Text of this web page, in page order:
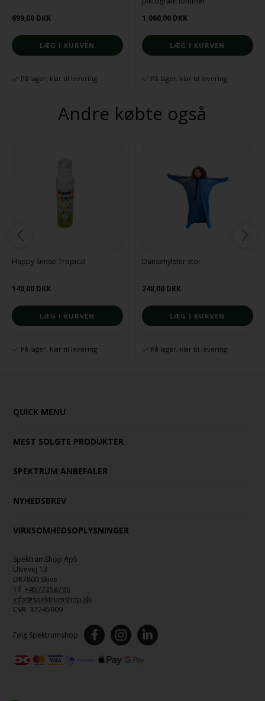
699,00 DKK
På lager, klar til levering
1.060,00 DKK
På lager, klar til levering
Andre købte også
Happy Senso Tropical
140,00 DKK
På lager, klar til levering
Dansehylster stor
248,00 DKK
På lager, klar til levering
QUICK MENU
MEST SOLGTE PRODUKTER
SPEKTRUM ANBEFALER
NYHEDSBREV
VIRKSOMHEDSOPLYSNINGER
SpektrumShop ApS
Ulvevej 13
DK7800 Skive
Tlf. +4577358786
info@spektrumshop.dk
CVR: 37245909
Følg Spektrumshop